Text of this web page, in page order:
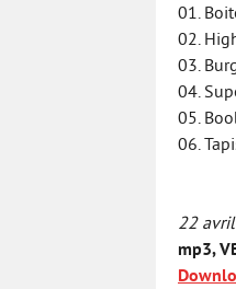
01.
02.
03.
04.
05.
06.
22
mp3,